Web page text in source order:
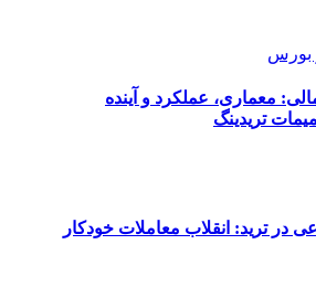
معماری، عملکرد و آینده
تریدینگ
ترید: انقلاب معاملات خودکار